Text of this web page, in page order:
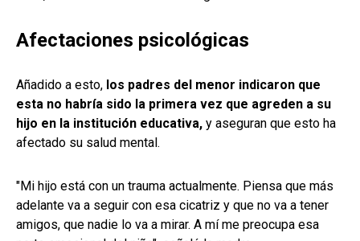
Afectaciones psicológicas
Añadido a esto, los padres del menor indicaron que
esta no habría sido la primera vez que agreden a su
hijo en la institución educativa, y aseguran que esto ha
afectado su salud mental.
"Mi hijo está con un trauma actualmente. Piensa que más
adelante va a seguir con esa cicatriz y que no va a tener
amigos, que nadie lo va a mirar. A mí me preocupa esa